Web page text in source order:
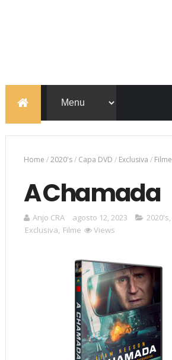
Home /2020's/ Capa DVD / Exclusiva / Filme
A Chamada
Anjo CRA agosto 12, 2023 2020's,
Exclusiva, Filme Views